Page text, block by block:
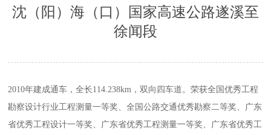
沈（阳）海（口）国家高速公路遂溪至
徐闻段
2010年建成通车，全长114.238km，双向四车道。荣获全国优秀工程
勘察设计行业工程测量一等奖、全国公路交通优秀勘察二等奖、广东
省优秀工程设计一等奖、广东省优秀工程测量一等奖、广东省优秀工